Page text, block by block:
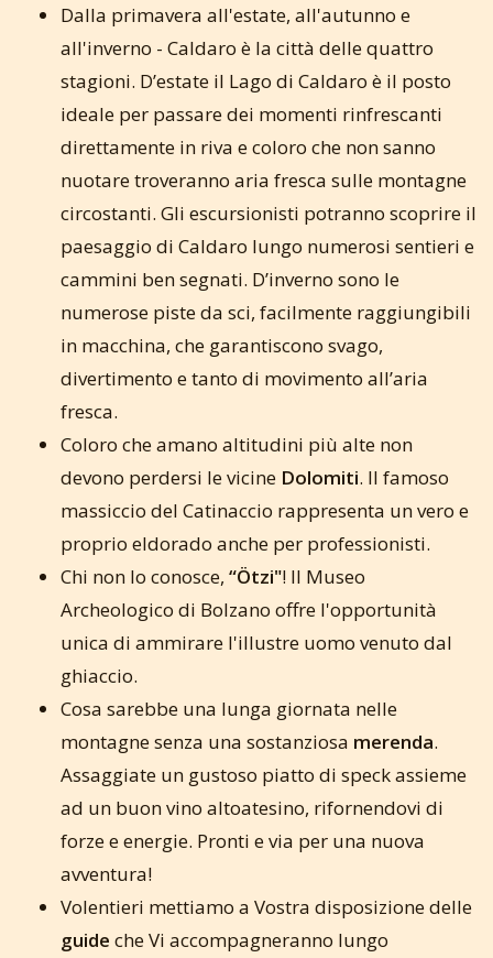
Dalla primavera all'estate, all'autunno e
all'inverno - Caldaro è la città delle quattro
stagioni. D’estate il Lago di Caldaro è il posto
ideale per passare dei momenti rinfrescanti
direttamente in riva e coloro che non sanno
nuotare troveranno aria fresca sulle montagne
circostanti. Gli escursionisti potranno scoprire il
paesaggio di Caldaro lungo numerosi sentieri e
cammini ben segnati. D’inverno sono le
numerose piste da sci, facilmente raggiungibili
in macchina, che garantiscono svago,
divertimento e tanto di movimento all’aria
fresca.
Coloro che amano altitudini più alte non
devono perdersi le vicine Dolomiti. Il famoso
massiccio del Catinaccio rappresenta un vero e
proprio eldorado anche per professionisti.
Chi non lo conosce, “Ötzi"! Il Museo
Archeologico di Bolzano offre l'opportunità
unica di ammirare l'illustre uomo venuto dal
ghiaccio.
Cosa sarebbe una lunga giornata nelle
montagne senza una sostanziosa merenda.
Assaggiate un gustoso piatto di speck assieme
ad un buon vino altoatesino, rifornendovi di
forze e energie. Pronti e via per una nuova
avventura!
Volentieri mettiamo a Vostra disposizione delle
guide che Vi accompagneranno lungo